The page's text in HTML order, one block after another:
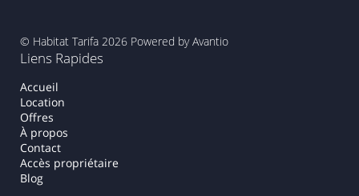
© Habitat Tarifa 2026 Powered by Avantio
Liens Rapides
Accueil
Location
Offres
À propos
Contact
Accès propriétaire
Blog